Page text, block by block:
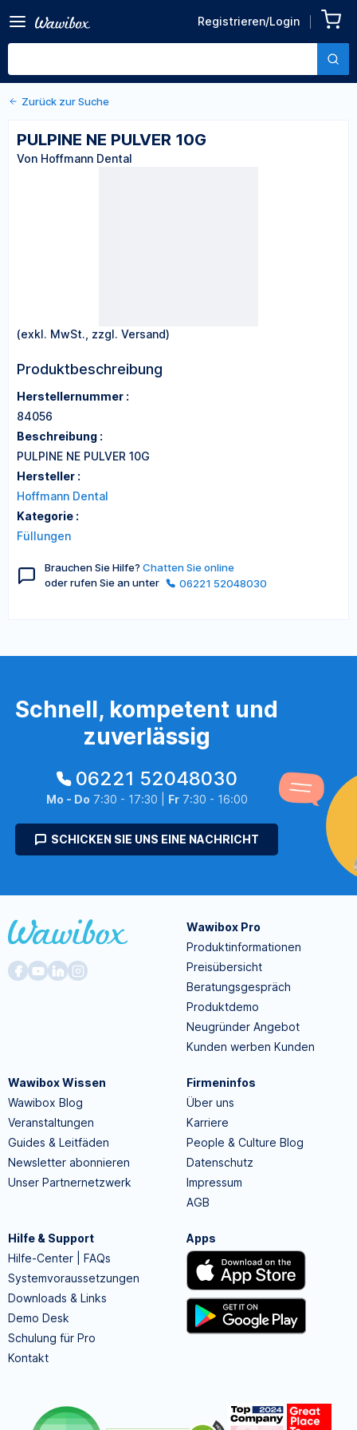
Registrieren/Login
Zurück zur Suche
PULPINE NE PULVER 10G
Von Hoffmann Dental
(exkl. MwSt., zzgl. Versand)
Produktbeschreibung
Herstellernummer :
84056
Beschreibung :
PULPINE NE PULVER 10G
Hersteller :
Hoffmann Dental
Kategorie :
Füllungen
Brauchen Sie Hilfe? Chatten Sie online
oder rufen Sie an unter
06221 52048030
Schnell, kompetent und
zuverlässig
06221 52048030
Mo - Do 7:30 - 17:30 | Fr7:30 - 16:00
SCHICKEN SIE UNS EINE NACHRICHT
Wawibox Pro
Produktinformationen
Preisübersicht
Beratungsgespräch
Produktdemo
Neugründer Angebot
Kunden werben Kunden
Wawibox Wissen
Wawibox Blog
Veranstaltungen
Guides & Leitfäden
Newsletter abonnieren
Unser Partnernetzwerk
Firmeninfos
Über uns
Karriere
People & Culture Blog
Datenschutz
Impressum
AGB
Hilfe & Support
Hilfe-Center | FAQs
Systemvoraussetzungen
Downloads & Links
Demo Desk
Schulung für Pro
Kontakt
Apps